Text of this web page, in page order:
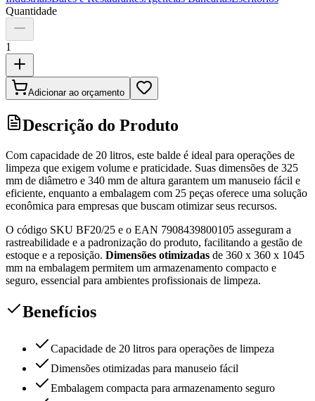
Quantidade
1
Adicionar ao orçamento
Descrição do Produto
Com capacidade de 20 litros, este balde é ideal para operações de
limpeza que exigem volume e praticidade. Suas dimensões de 325
mm de diâmetro e 340 mm de altura garantem um manuseio fácil e
eficiente, enquanto a embalagem com 25 peças oferece uma solução
econômica para empresas que buscam otimizar seus recursos.
O código SKU BF20/25 e o EAN 7908439800105 asseguram a
rastreabilidade e a padronização do produto, facilitando a gestão de
estoque e a reposição. Dimensões otimizadas de 360 x 360 x 1045
mm na embalagem permitem um armazenamento compacto e
seguro, essencial para ambientes profissionais de limpeza.
Benefícios
Capacidade de 20 litros para operações de limpeza
Dimensões otimizadas para manuseio fácil
Embalagem compacta para armazenamento seguro